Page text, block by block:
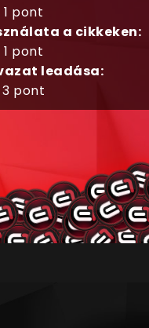
1 pont
a cikkeken:
1 pont
leadása:
3 pont